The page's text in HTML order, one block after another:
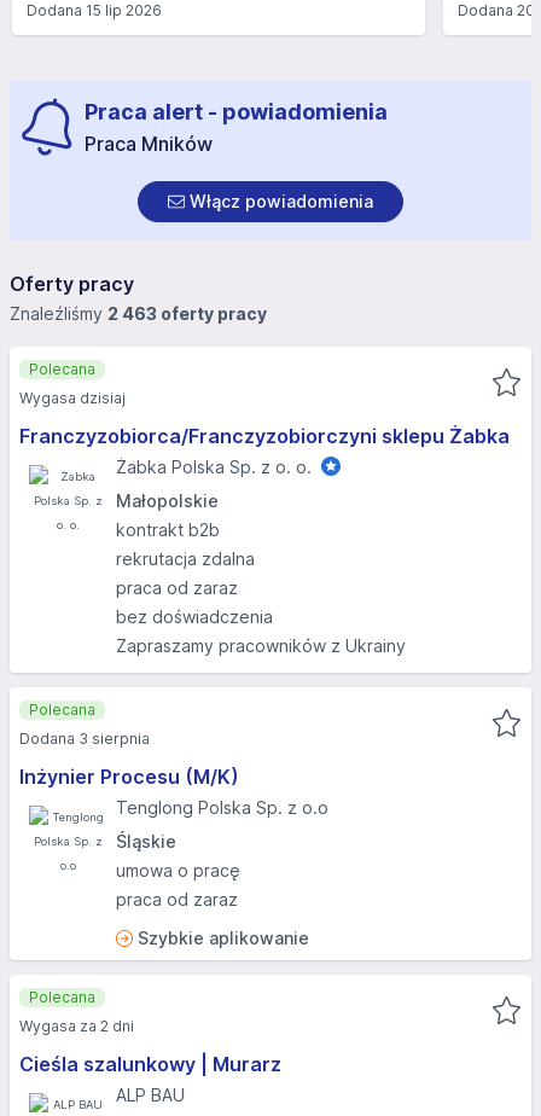
Dodana 15 lip 2026 Dodana20
Praca alert - powiadomienia
Praca Mników
Włącz powiadomienia
Oferty pracy
Znaleźliśmy 2 463 oferty pracy
Franczyzobiorca/Franczyzobiorczyni sklepu Żabka
Żabka Polska Sp. z o. o.
Małopolskie
kontrakt b2b
rekrutacja zdalna
praca od zaraz
bez doświadczenia
Zapraszamy pracowników z Ukrainy
Polecana
Wygasa dzisiaj
Inżynier Procesu (M/K)
Tenglong Polska Sp. z o.o
Śląskie
umowa o pracę
praca od zaraz
Szybkie aplikowanie
Polecana
Dodana 3 sierpnia
Cieśla szalunkowy | Murarz
ALP BAU
Polecana
Wygasa za 2 dni